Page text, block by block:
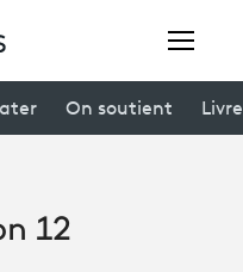
On soutient
12